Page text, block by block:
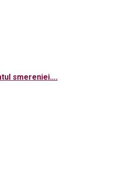
smereniei….